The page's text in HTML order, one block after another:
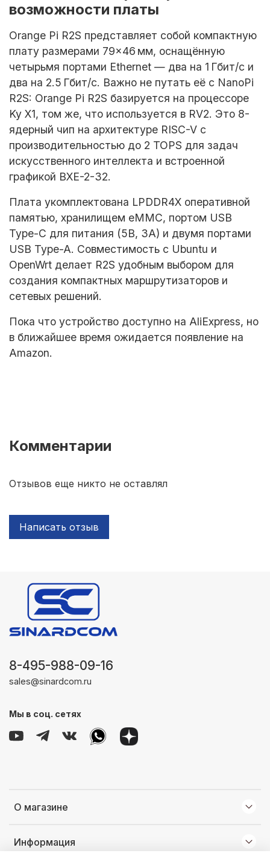
возможности платы
Orange Pi R2S представляет собой компактную
плату размерами 79×46 мм, оснащённую
четырьмя портами Ethernet — два на 1 Гбит/с и
два на 2.5 Гбит/с. Важно не путать её с NanoPi
R2S: Orange Pi R2S базируется на процессоре
Ky X1, том же, что используется в RV2. Это 8-
ядерный чип на архитектуре RISC-V с
производительностью до 2 TOPS для задач
искусственного интеллекта и встроенной
графикой BXE-2-32.
Плата укомплектована LPDDR4X оперативной
памятью, хранилищем eMMC, портом USB
Type-C для питания (5В, 3А) и двумя портами
USB Type-A. Совместимость с Ubuntu и
OpenWrt делает R2S удобным выбором для
создания компактных маршрутизаторов и
сетевых решений.
Пока что устройство доступно на AliExpress, но
в ближайшее время ожидается появление на
Amazon.
Комментарии
Отзывов еще никто не оставлял
Написать отзыв
О магазине
Информация
8-495-988-09-16
sales@sinardcom.ru
Мы в соц. сетях